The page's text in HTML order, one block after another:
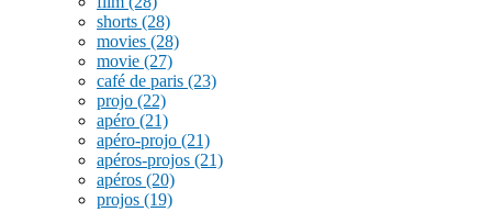
shorts (28)
movies (28)
movie (27)
café de paris (23)
projo (22)
apéro (21)
apéro-projo (21)
apéros-projos (21)
apéros (20)
projos (19)